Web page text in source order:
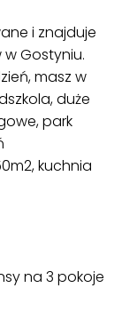
i znajduje
Gostyniu.
masz w
duże
park
kuchnia
na 3 pokoje